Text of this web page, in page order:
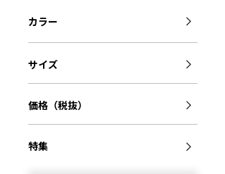
カラー
サイズ
価格（税抜）
特集